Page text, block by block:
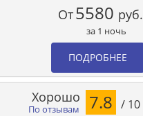
От5580 руб.
за 1 ночь
ПОДРОБНЕЕ
По отзывам
Хорошо 7.8 / 10